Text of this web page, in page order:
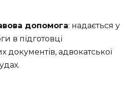
допомога: надається у
в підготовці
документів, адвокатської